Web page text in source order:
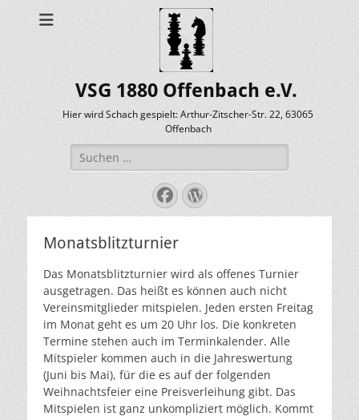
VSG 1880 Offenbach e.V.
Hier wird Schach gespielt: Arthur-Zitscher-Str. 22, 63065
Offenbach
Suche
nach:
Facebook
WordPress
Monatsblitzturnier
Das Monatsblitzturnier wird als offenes Turnier
ausgetragen. Das heißt es können auch nicht
Vereinsmitglieder mitspielen. Jeden ersten Freitag
im Monat geht es um 20 Uhr los. Die konkreten
Termine stehen auch im Terminkalender. Alle
Mitspieler kommen auch in die Jahreswertung
(Juni bis Mai), für die es auf der folgenden
Weihnachtsfeier eine Preisverleihung gibt. Das
Mitspielen ist ganz unkompliziert möglich. Kommt